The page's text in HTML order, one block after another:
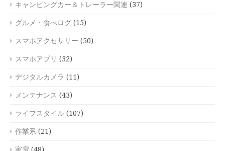
キャンピングカー＆トレーラー関連 (37)
グルメ・食べログ (15)
スマホアクセサリー (50)
スマホアプリ (32)
デジタルカメラ (11)
メンテナンス (43)
ライフスタイル (107)
作業系 (21)